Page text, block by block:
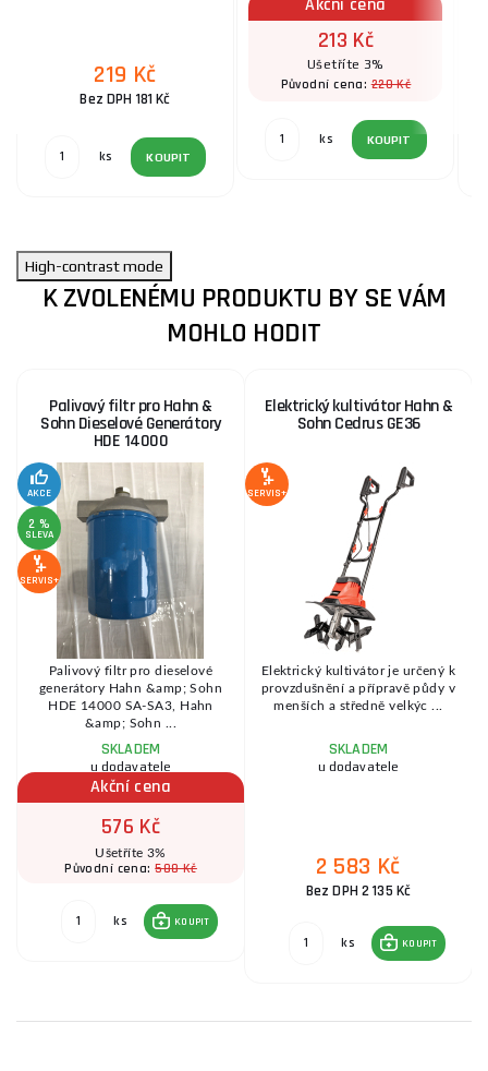
219 Kč
Bez DPH 181 Kč
ks KOUPIT
Akční cena
213 Kč
Ušetříte 3%
Původní cena:220 Kč
ks KOUPIT
High-contrast mode
K ZVOLENÉMU PRODUKTU BY SE VÁM
MOHLO HODIT
Palivový filtr pro Hahn &
Sohn Dieselové Generátory
HDE 14000
AKCE
2 %
SLEVA
SERVIS+
Palivový filtr pro dieselové
generátory Hahn &amp; Sohn
HDE 14000 SA-SA3, Hahn
&amp; Sohn ...
SKLADEM
u dodavatele
Akční cena
576 Kč
Ušetříte 3%
Původní cena:588 Kč
ks KOUPIT
Elektrický kultivátor Hahn &
Sohn Cedrus GE36
SERVIS+
Elektrický kultivátor je určený k
provzdušnění a přípravě půdy v
menších a středně velkýc ...
SKLADEM
u dodavatele
2 583 Kč
Bez DPH 2 135 Kč
ks KOUPIT